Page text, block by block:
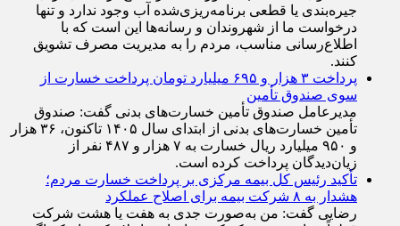
جیره‌بندی یا قطعی برنامه‌ریزی‌شده آب وجود ندارد و تنها
درخواست ما از شهروندان و رسانه‌ها این است که با
اطلاع‌رسانی مناسب، مردم را به مدیریت مصرف تشویق
کنند.
پرداخت ۳ هزار و ۶۹۵ میلیارد تومان پرداخت خسارت از
سوی صندوق تأمین
مدیرعامل صندوق تأمین خسارت‌های بدنی گفت: صندوق
تأمین خسارت‌های بدنی از ابتدای سال ۱۴۰۵ تاکنون، ۳۶ هزار
و ۹۵۰ میلیارد ریال خسارت به ۷ هزار و ۴۸۷ نفر از
زیان‌دیدگان پرداخت کرده است.
تأکید رئیس کل بیمه مرکزی بر پرداخت خسارت مردم؛
هشدار به ۸ شرکت‌ بیمه برای اصلاح عملکرد
رضایی گفت: من به‌صورت جدی به هفت یا هشت شرکت